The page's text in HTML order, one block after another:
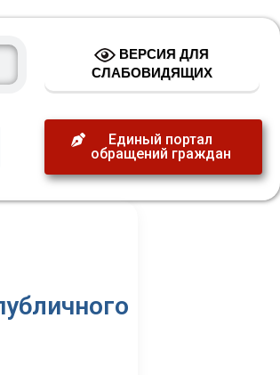
ВЕРСИЯ ДЛЯ
СЛАБОВИДЯЩИХ
Единый портал
обращений граждан